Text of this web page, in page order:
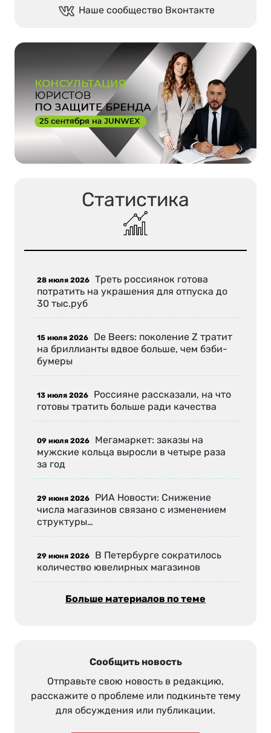
Наше сообщество Вконтакте
Статистика
28 июля 2026 Треть россиянок готова
потратить на украшения для отпуска до
30 тыс.руб
15 июля 2026 De Beers: поколение Z тратит
на бриллианты вдвое больше, чем бэби-
бумеры
13 июля 2026 Россияне рассказали, на что
готовы тратить больше ради качества
09 июля 2026 Мегамаркет: заказы на
мужские кольца выросли в четыре раза
за год
29 июня 2026 РИА Новости: Снижение
числа магазинов связано с изменением
структуры…
29 июня 2026 В Петербурге сократилось
количество ювелирных магазинов
Больше материалов по теме
Сообщить новость
Отправьте свою новость в редакцию,
расскажите о проблеме или подкиньте тему
для обсуждения или публикации.